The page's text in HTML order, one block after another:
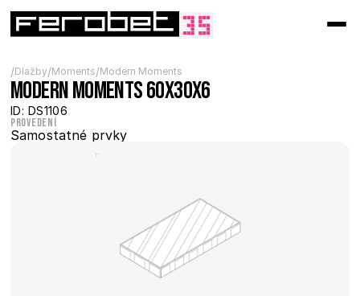
/Dlažby/Moments/Modern Moments
Modern MOMENTS 60x30x6
ID: DS1106
Provedení
Samostatné prvky